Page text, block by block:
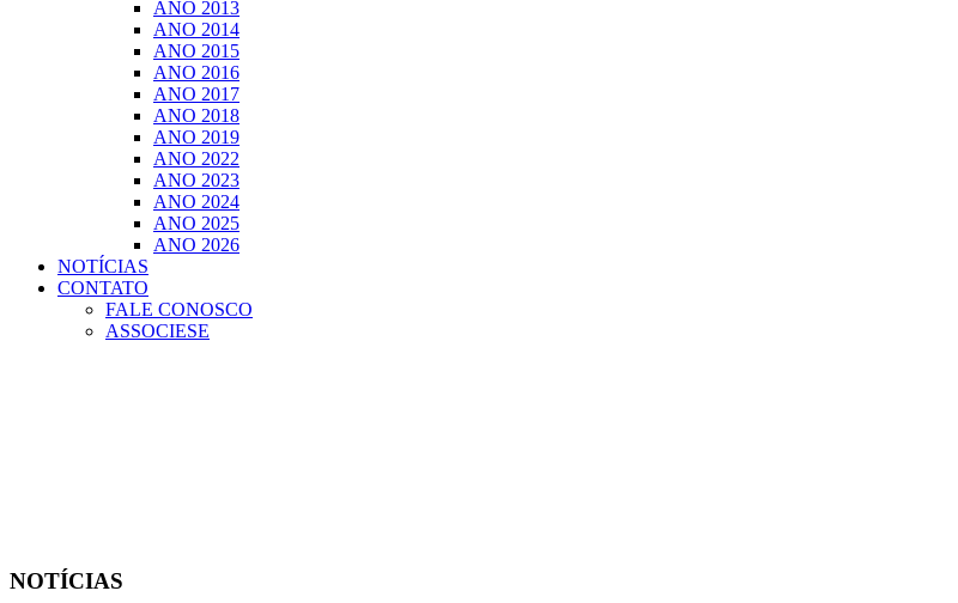
ANO 2013
ANO 2014
ANO 2015
ANO 2016
ANO 2017
ANO 2018
ANO 2019
ANO 2022
ANO 2023
ANO 2024
ANO 2025
ANO 2026
NOTÍCIAS
CONTATO
FALE CONOSCO
ASSOCIESE
NOTÍCIAS